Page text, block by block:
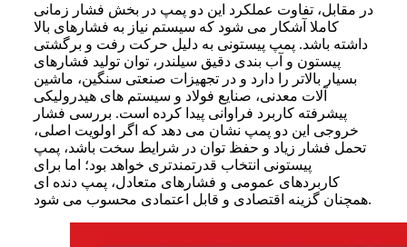
در مقابل، تفاوت عملکرد این دو پمپ در بخش فشار زمانی
کاملا آشکار می شود که سیستم نیاز به فشارهای بالا
داشته باشد. پمپ پیستونی به دلیل حرکت رفت و برگشتی
پیستون و آب بندی دقیق سیلندر، توان تولید فشارهای
بسیار بالاتر را دارد و در تجهیزات صنعتی سنگین، ماشین
آلات معدنی، صنایع فولاد و سیستم های هیدرولیکی
پیشرفته کاربرد فراوانی پیدا کرده است. بررسی فشار
خروجی این دو پمپ نشان می دهد که اگر اولویت اصلی،
تحمل فشار زیاد و حفظ توان در شرایط سخت باشد، پمپ
پیستونی انتخاب قدرتمندتری خواهد بود؛ اما برای
کاربردهای عمومی و فشارهای متعادل، پمپ دنده ای
همچنان گزینه اقتصادی و قابل اعتمادی محسوب می شود.